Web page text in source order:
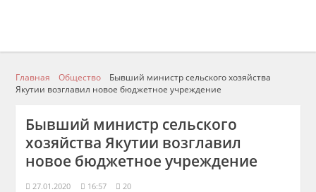
Главная Общество
Бывший министр сельского хозяйства
Якутии возглавил новое бюджетное учреждение
Бывший министр сельского
хозяйства Якутии возглавил
новое бюджетное учреждение
27.01.2020 16:57 20